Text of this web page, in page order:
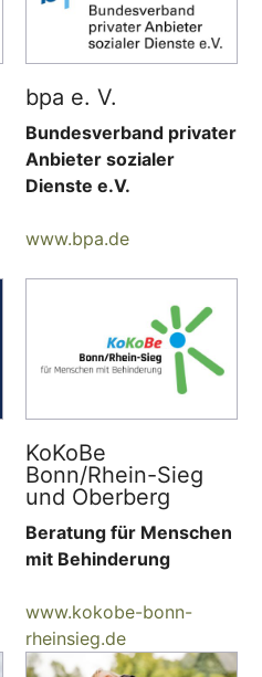
bpa e. V.
Bundesverband privater
Anbieter sozialer
Dienste e.V.
www.bpa.de
KoKoBe
Bonn/Rhein-Sieg
und Oberberg
Beratung für Menschen
mit Behinderung
www.kokobe-bonn-
rheinsieg.de